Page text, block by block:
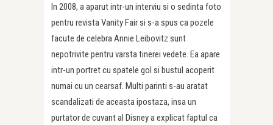
In 2008, a aparut intr-un interviu si o sedinta foto
pentru revista Vanity Fair si s-a spus ca pozele
facute de celebra Annie Leibovitz sunt
nepotrivite pentru varsta tinerei vedete. Ea apare
intr-un portret cu spatele gol si bustul acoperit
numai cu un cearsaf. Multi parinti s-au aratat
scandalizati de aceasta ipostaza, insa un
purtator de cuvant al Disney a explicat faptul ca